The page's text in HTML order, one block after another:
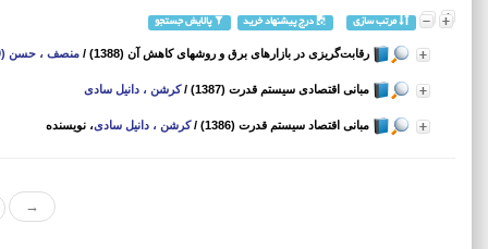
مرتب سازی درج پیشنهاد خرید پالایش جستجو
رقابت‌گریزی در بازارهای برق و روشهای کاهش آن (1388) / منصف ، حسن (1340 -)
مبانی اقتصادی سیستم قدرت (1387) /کرشن ، دانیل سادی
مبانی اقتصاد سیستم قدرت (1386) /کرشن ، دانیل سادی، نویسنده
→